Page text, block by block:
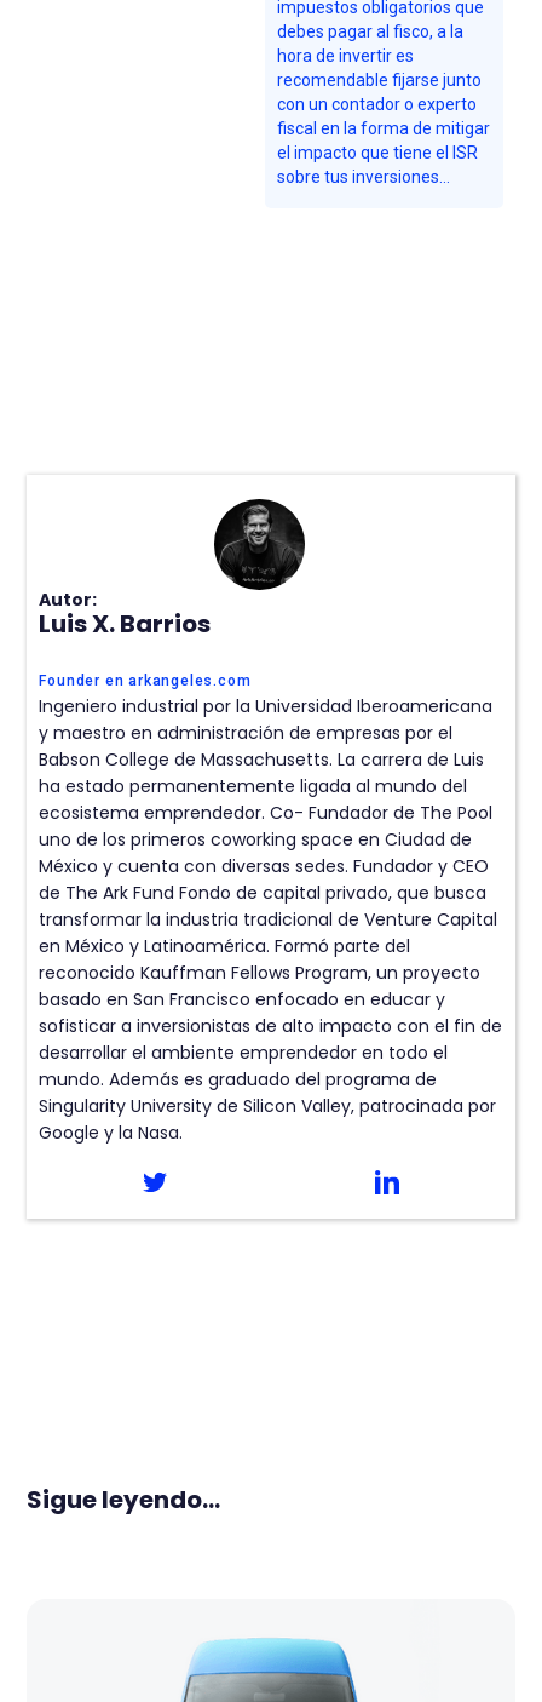
impuestos obligatorios que
debes pagar al fisco, a la
hora de invertir es
recomendable fijarse junto
con un contador o experto
fiscal en la forma de mitigar
el impacto que tiene el ISR
sobre tus inversiones...
Autor:
Luis X. Barrios
Founder en arkangeles.com
Ingeniero industrial por la Universidad Iberoamericana
y maestro en administración de empresas por el
Babson College de Massachusetts. La carrera de Luis
ha estado permanentemente ligada al mundo del
ecosistema emprendedor. Co- Fundador de The Pool
uno de los primeros coworking space en Ciudad de
México y cuenta con diversas sedes. Fundador y CEO
de The Ark Fund Fondo de capital privado, que busca
transformar la industria tradicional de Venture Capital
en México y Latinoamérica. Formó parte del
reconocido Kauffman Fellows Program, un proyecto
basado en San Francisco enfocado en educar y
sofisticar a inversionistas de alto impacto con el fin de
desarrollar el ambiente emprendedor en todo el
mundo. Además es graduado del programa de
Singularity University de Silicon Valley, patrocinada por
Google y la Nasa.
Sigue leyendo...